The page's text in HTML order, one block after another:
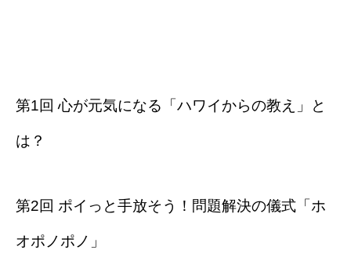
第1回 心が元気になる「ハワイからの教え」と
は？
第2回 ポイっと手放そう！問題解決の儀式「ホ
オポノポノ」